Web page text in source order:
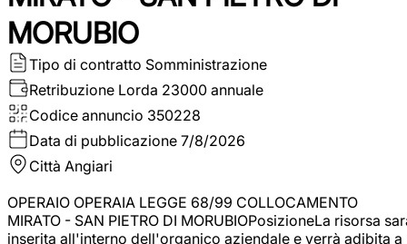
MORUBIO
Tipo di contratto Somministrazione
Retribuzione Lorda 23000 annuale
Codice annuncio 350228
Data di pubblicazione 7/8/2026
Città Angiari
OPERAIO OPERAIA LEGGE 68/99 COLLOCAMENTO
MIRATO - SAN PIETRO DI MORUBIOPosizioneLa risorsa
inserita all'interno dell'organico aziendale e verrà adibita a